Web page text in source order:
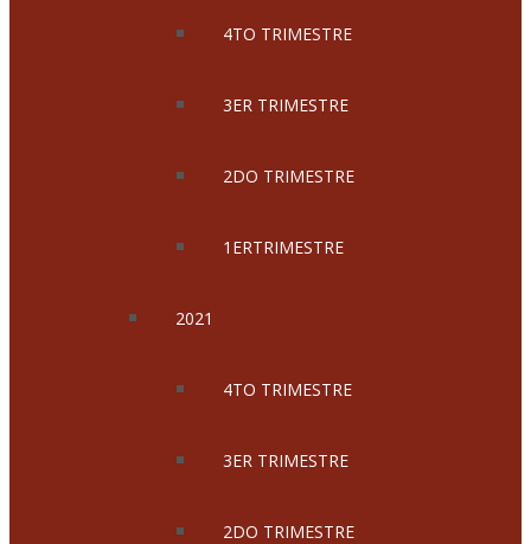
4TO TRIMESTRE
3ER TRIMESTRE
2DO TRIMESTRE
1ERTRIMESTRE
2021
4TO TRIMESTRE
3ER TRIMESTRE
2DO TRIMESTRE